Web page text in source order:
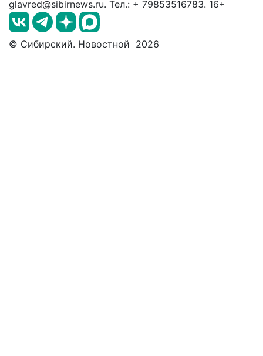
glavred@sibirnews.ru. Тел.: + 79853516783. 16+
© Сибирский. Новостной 2026